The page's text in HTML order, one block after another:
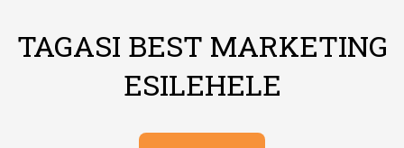
TAGASI BEST MARKETING
ESILEHELE